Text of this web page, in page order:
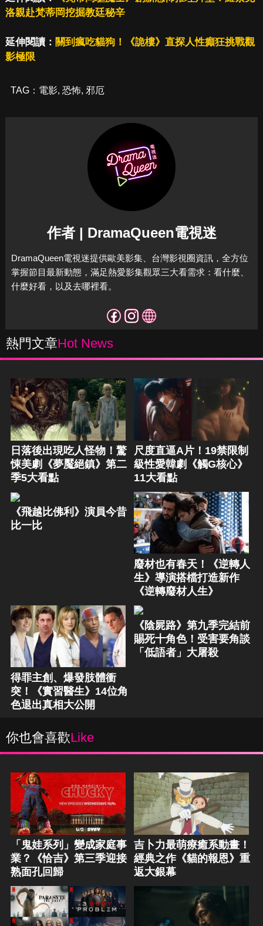
洛親赴梵蒂岡挖掘教廷秘辛
延伸閱讀： 關到瘋吃貓狗！《詭樓》直探人性癲狂挑戰觀
影極限
TAG： 電影, 恐怖, 邪厄
作者 | DramaQueen電視迷
DramaQueen電視迷提供歐美影集、台灣影視圈資訊，全方位
掌握節目最新動態，滿足熱愛影集觀眾三大看需求：看什麼、
什麼好看，以及去哪裡看。
熱門文章Hot News
日落後出現吃人怪物！驚
悚美劇《夢魘絕鎮》第二
季5大看點
尺度直逼A片！19禁限制
級性愛韓劇《觸G核心》
11大看點
《飛越比佛利》演員今昔
比一比
廢材也有春天！《逆轉人
生》導演搭檔打造新作
《逆轉廢材人生》
得罪主創、爆發肢體衝
突！《實習醫生》14位角
色退出真相大公開
《陰屍路》第九季完結前
賜死十角色！受害要角談
「低語者」大屠殺
你也會喜歡Like
「鬼娃系列」變成家庭事
業？《恰吉》第三季迎接
熟面孔回歸
吉卜力最萌療癒系動畫！
經典之作《貓的報恩》重
返大銀幕